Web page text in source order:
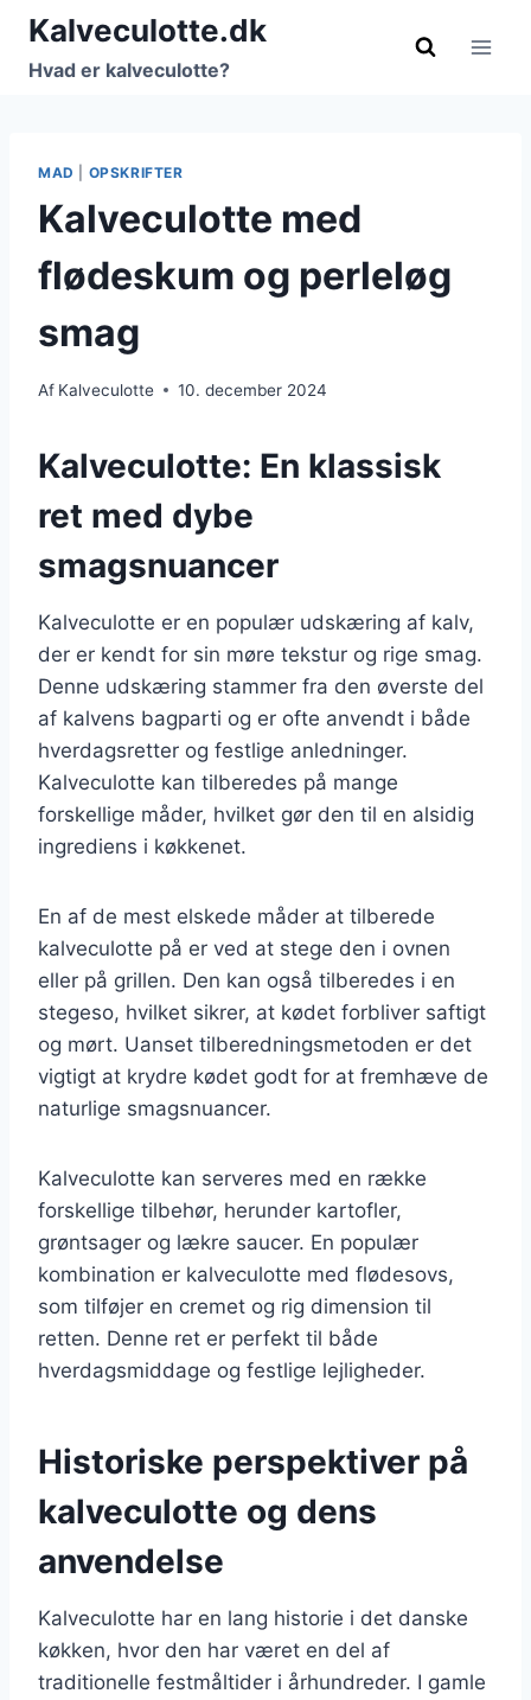
Fortsæt
indhold
Kalveculotte.dk
Hvad er kalveculotte?
MAD OPSKRIFTER
Kalveculotte med
flødeskum og perleløg
smag
Af Kalveculotte 10. december 2024
Kalveculotte: En klassisk
ret med dybe
smagsnuancer
Kalveculotte er en populær udskæring af kalv,
der er kendt for sin møre tekstur og rige smag.
Denne udskæring stammer fra den øverste del
af kalvens bagparti og er ofte anvendt i både
hverdagsretter og festlige anledninger.
Kalveculotte kan tilberedes på mange
forskellige måder, hvilket gør den til en alsidig
ingrediens i køkkenet.
En af de mest elskede måder at tilberede
kalveculotte på er ved at stege den i ovnen
eller på grillen. Den kan også tilberedes i en
stegeso, hvilket sikrer, at kødet forbliver saftigt
og mørt. Uanset tilberedningsmetoden er det
vigtigt at krydre kødet godt for at fremhæve de
naturlige smagsnuancer.
Kalveculotte kan serveres med en række
forskellige tilbehør, herunder kartofler,
grøntsager og lækre saucer. En populær
kombination er kalveculotte med flødesovs,
som tilføjer en cremet og rig dimension til
retten. Denne ret er perfekt til både
hverdagsmiddage og festlige lejligheder.
Historiske perspektiver på
kalveculotte og dens
anvendelse
Kalveculotte har en lang historie i det danske
køkken, hvor den har været en del af
traditionelle festmåltider i århundreder. I gamle